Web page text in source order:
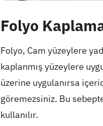
Folyo
Folyo, Cam yüzeylere
kaplanmış yüzeylere
üzerine uygulanırsa
göremezsiniz. Bu
kullanılır.